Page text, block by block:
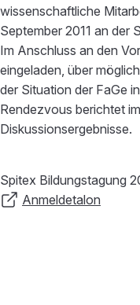
wissenschaftliche
September 2011 an der
Im Anschluss an den
eingeladen, über
der Situation der FaGe
Rendezvous berichtet
Diskussionsergebnisse.
Spitex Bildungstagung
Anmeldetalon